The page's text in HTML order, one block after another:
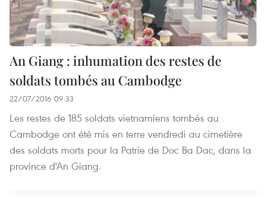
An Giang : inhumation des restes de
soldats tombés au Cambodge
22/07/2016 09:33
Les restes de 185 soldats vietnamiens tombés au
Cambodge ont été mis en terre vendredi au cimetière
des soldats morts pour la Patrie de Doc Ba Dac, dans la
province d'An Giang.